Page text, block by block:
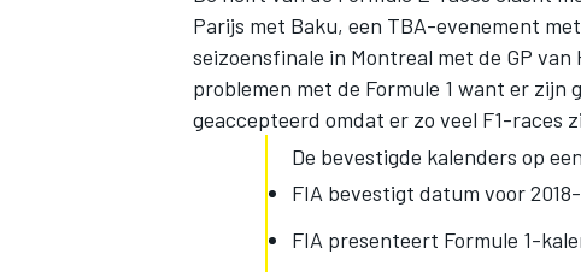
Parijs met Baku, een TBA-evenement
seizoensfinale in Montreal met de GP van
problemen met de Formule 1 want er zijn
geaccepteerd omdat er zo veel F1-races
De bevestigde kalenders op
FIA bevestigt datum voor
FIA presenteert Formule 1-